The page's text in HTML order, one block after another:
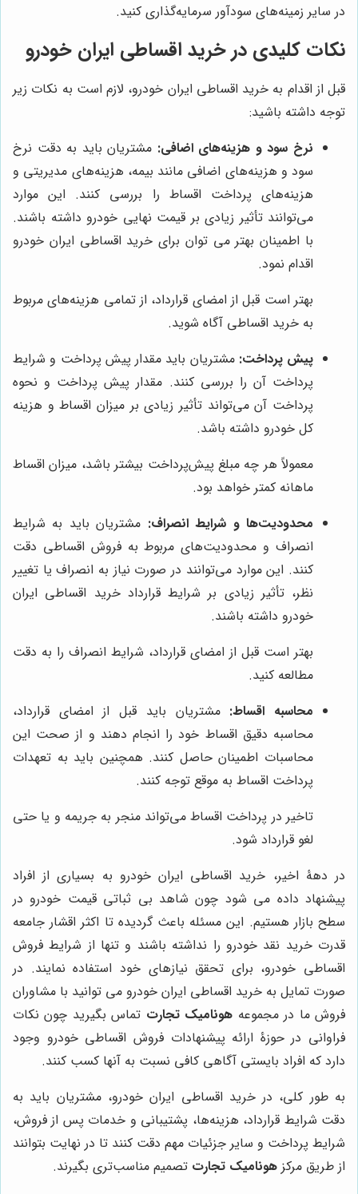
در سایر زمینه‌های سودآور سرمایه‌گذاری کنید.
نکات کلیدی در خرید اقساطی ایران خودرو
قبل از اقدام به خرید اقساطی ایران خودرو، لازم است به نکات زیر
توجه داشته باشید:
نرخ سود و هزینه‌های اضافی: مشتریان باید به دقت نرخ
سود و هزینه‌های اضافی مانند بیمه، هزینه‌های مدیریتی و
هزینه‌های پرداخت اقساط را بررسی کنند. این موارد
می‌توانند تأثیر زیادی بر قیمت نهایی خودرو داشته باشند.
با اطمینان بهتر می توان برای خرید اقساطی ایران خودرو
اقدام نمود.
بهتر است قبل از امضای قرارداد، از تمامی هزینه‌های مربوط
به خرید اقساطی آگاه شوید.
پیش پرداخت: مشتریان باید مقدار پیش پرداخت و شرایط
پرداخت آن را بررسی کنند. مقدار پیش پرداخت و نحوه
پرداخت آن می‌تواند تأثیر زیادی بر میزان اقساط و هزینه
کل خودرو داشته باشد.
معمولاً هر چه مبلغ پیش‌پرداخت بیشتر باشد، میزان اقساط
ماهانه کمتر خواهد بود.
محدودیت‌ها و شرایط انصراف: مشتریان باید به شرایط
انصراف و محدودیت‌های مربوط به فروش اقساطی دقت
کنند. این موارد می‌توانند در صورت نیاز به انصراف یا تغییر
نظر، تأثیر زیادی بر شرایط قرارداد خرید اقساطی ایران
خودرو داشته باشند.
بهتر است قبل از امضای قرارداد، شرایط انصراف را به دقت
مطالعه کنید.
محاسبه اقساط: مشتریان باید قبل از امضای قرارداد،
محاسبه دقیق اقساط خود را انجام دهند و از صحت این
محاسبات اطمینان حاصل کنند. همچنین باید به تعهدات
پرداخت اقساط به موقع توجه کنند.
تاخیر در پرداخت اقساط می‌تواند منجر به جریمه و یا حتی
لغو قرارداد شود.
در دهۀ اخیر، خرید اقساطی ایران خودرو به بسیاری از افراد
پیشنهاد داده می شود چون شاهد بی ثباتی قیمت خودرو در
سطح بازار هستیم. این مسئله باعث گردیده تا اکثر اقشار جامعه
قدرت خرید نقد خودرو را نداشته باشند و تنها از شرایط فروش
اقساطی خودرو، برای تحقق نیازهای خود استفاده نمایند. در
صورت تمایل به خرید اقساطی ایران خودرو می توانید با مشاوران
فروش ما در مجموعه هونامیک تجارت تماس بگیرید چون نکات
فراوانی در حوزۀ ارائه پیشنهادات فروش اقساطی خودرو وجود
دارد که افراد بایستی آگاهی کافی نسبت به آنها کسب کنند.
به طور کلی، در خرید اقساطی ایران خودرو، مشتریان باید به
دقت شرایط قرارداد، هزینه‌ها، پشتیبانی و خدمات پس از فروش،
شرایط پرداخت و سایر جزئیات مهم دقت کنند تا در نهایت بتوانند
از طریق مرکز هونامیک تجارت تصمیم مناسب‌تری بگیرند.